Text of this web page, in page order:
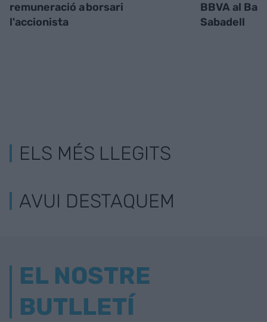
remuneració a
l'accionista
borsari
BBVA al
Sabadell
ELS MÉS LLEGITS
AVUI DESTAQUEM
EL NOSTRE
BUTLLETÍ